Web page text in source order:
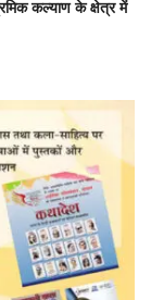
कल्याण के क्षेत्र में